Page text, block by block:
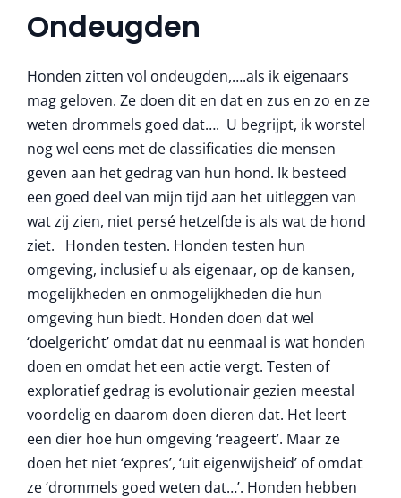
Ondeugden
Honden zitten vol ondeugden,….als ik eigenaars
mag geloven. Ze doen dit en dat en zus en zo en ze
weten drommels goed dat…. U begrijpt, ik worstel
nog wel eens met de classificaties die mensen
geven aan het gedrag van hun hond. Ik besteed
een goed deel van mijn tijd aan het uitleggen van
wat zij zien, niet persé hetzelfde is als wat de hond
ziet. Honden testen. Honden testen hun
omgeving, inclusief u als eigenaar, op de kansen,
mogelijkheden en onmogelijkheden die hun
omgeving hun biedt. Honden doen dat wel
‘doelgericht’ omdat dat nu eenmaal is wat honden
doen en omdat het een actie vergt. Testen of
exploratief gedrag is evolutionair gezien meestal
voordelig en daarom doen dieren dat. Het leert
een dier hoe hun omgeving ‘reageert’. Maar ze
doen het niet ‘expres’, ‘uit eigenwijsheid’ of omdat
ze ‘drommels goed weten dat…’. Honden hebben